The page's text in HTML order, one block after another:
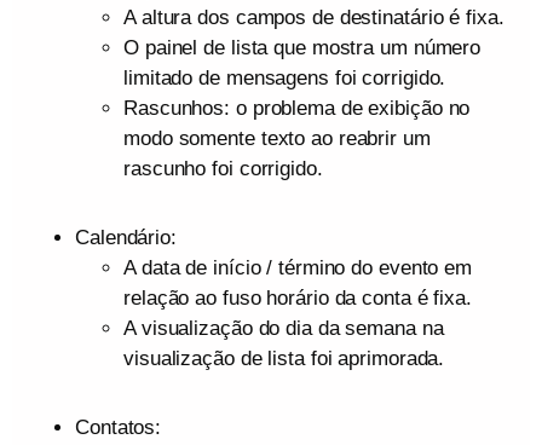
A altura dos campos de destinatário é fixa.
O painel de lista que mostra um número
limitado de mensagens foi corrigido.
Rascunhos: o problema de exibição no
modo somente texto ao reabrir um
rascunho foi corrigido.
Calendário:
A data de início / término do evento em
relação ao fuso horário da conta é fixa.
A visualização do dia da semana na
visualização de lista foi aprimorada.
Contatos: